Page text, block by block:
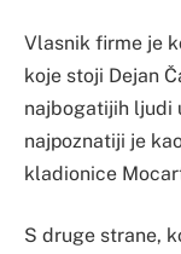
Vlasnik firme je
koje stoji Dejan
najbogatijih ljudi
najpoznatiji je
kladionice
S druge strane,